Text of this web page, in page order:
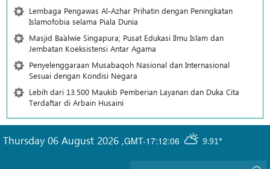
Lembaga Pengawas Al-Azhar Prihatin dengan Peningkatan
Islamofobia selama Piala Dunia
Masjid Ba`alwie Singapura; Pusat Edukasi Ilmu Islam dan
Jembatan Koeksistensi Antar Agama
Penyelenggaraan Musabaqoh Nasional dan Internasional
Sesuai dengan Kondisi Negara
Lebih dari 13.500 Maukib Pemberian Layanan dan Duka Cita
Terdaftar di Arbain Husaini
GMT-17:12:06 9.91°
Thursday 06 August 2026 ,